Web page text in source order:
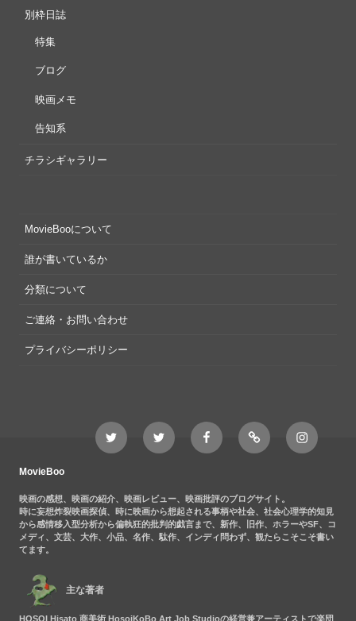
別枠日誌
特集
ブログ
映画メモ
告知系
チラシギャラリー
MovieBooについて
誰が書いているか
分類について
ご連絡・お問い合わせ
プライバシーポリシー
Twitter
MovieBoo
Twitter
Nezshi
Movieboo
Facebook
Feedly
Instagram
Nezshi
MovieBoo
映画の感想、映画の紹介、映画レビュー、映画批評のブログサイト。
時に妄想炸裂映画探偵、時に映画から想起される事柄や社会、社会心理学的知見
から感情移入型分析から偏執狂的批判的戯言まで、新作、旧作、ホラーやSF、コ
メディ、文芸、大作、小品、名作、駄作、インディ問わず、観たらこそこそ書い
てます。
主な著者
HOSOI Hisato 商美術 HosoiKoBo Art Job Studioの経営兼アーティストで楽団